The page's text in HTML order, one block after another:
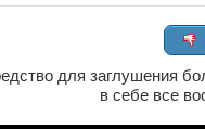
для заглушения
в себе все